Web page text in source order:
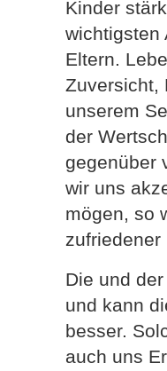
Kinder
wichtigsten
Eltern.
Zuversicht,
unserem
der
gegenüber
wir uns
mögen, so
zufriedener
Die und
und kann
besser.
auch uns